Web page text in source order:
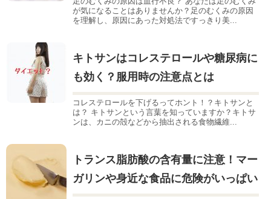
が気になることはありませんか？足のむくみの原因
を理解し、原因にあった対処法ですっきり美...
キトサンはコレステロールや糖尿病に
も効く？服用時の注意点とは
コレステロールを下げるってホント！？キトサンと
は？ キトサンという言葉を知っていますか？キトサ
ンは、カニの殻などから抽出される食物繊維...
トランス脂肪酸の含有量に注意！マー
ガリンや身近な食品に危険がいっぱい